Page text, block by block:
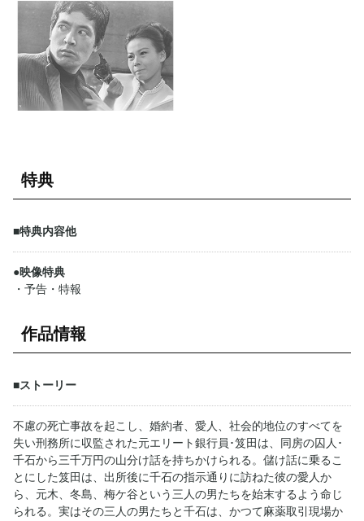
特典
■特典内容他
●映像特典
・予告・特報
作品情報
■ストーリー
不慮の死亡事故を起こし、婚約者、愛人、社会的地位のすべてを
失い刑務所に収監された元エリート銀行員･笈田は、同房の囚人･
千石から三千万円の山分け話を持ちかけられる。儲け話に乗るこ
とにした笈田は、出所後に千石の指示通りに訪ねた彼の愛人か
ら、元木、冬島、梅ケ谷という三人の男たちを始末するよう命じ
られる。実はその三人の男たちと千石は、かつて麻薬取引現場か